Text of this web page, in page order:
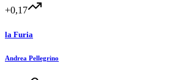
+0,17
la Furia
Andrea Pellegrino